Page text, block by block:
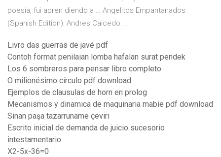
poesía, fui apren­ diendo a … Angelitos Empantanados
(Spanish Edition): Andres Caicedo ...
Livro das guerras de javé pdf
Contoh format penilaian lomba hafalan surat pendek
Los 6 sombreros para pensar libro completo
O milionésimo círculo pdf download
Ejemplos de clausulas de horn en prolog
Mecanismos y dinamica de maquinaria mabie pdf download
Sinan paşa tazarruname çeviri
Escrito inicial de demanda de juicio sucesorio
intestamentario
X2-5x-36=0